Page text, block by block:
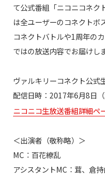
て公式番組「ニコニコネク
は全ユーザーのコネクトボ
コネクトバトルや1周年の
ではの放送内容でお届けし
ヴァルキリーコネクト公式
配信日時：2017年6月8日
ニコニコ生放送番組詳細ペ
＜出演者（敬称略）＞
MC：百花繚乱
アシスタントMC：茸、倉